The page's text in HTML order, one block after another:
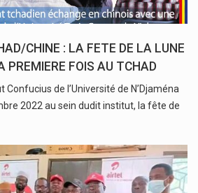
CHINE : LA FETE DE LA LUNE
PREMIERE FOIS AU TCHAD
Confucius de l’Université de N’Djaména
2022 au sein dudit institut, la fête de